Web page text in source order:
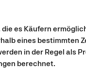
es Käufern
eines bestimmten
in der Regel als
berechnet.